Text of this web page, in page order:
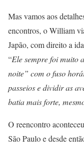
Mas vamos aos
encontros, o William
Japão, com direito a
“Ele sempre foi muito
noite” com o fuso
passeios e dividir as
batia mais forte,
O reencontro
São Paulo e desde